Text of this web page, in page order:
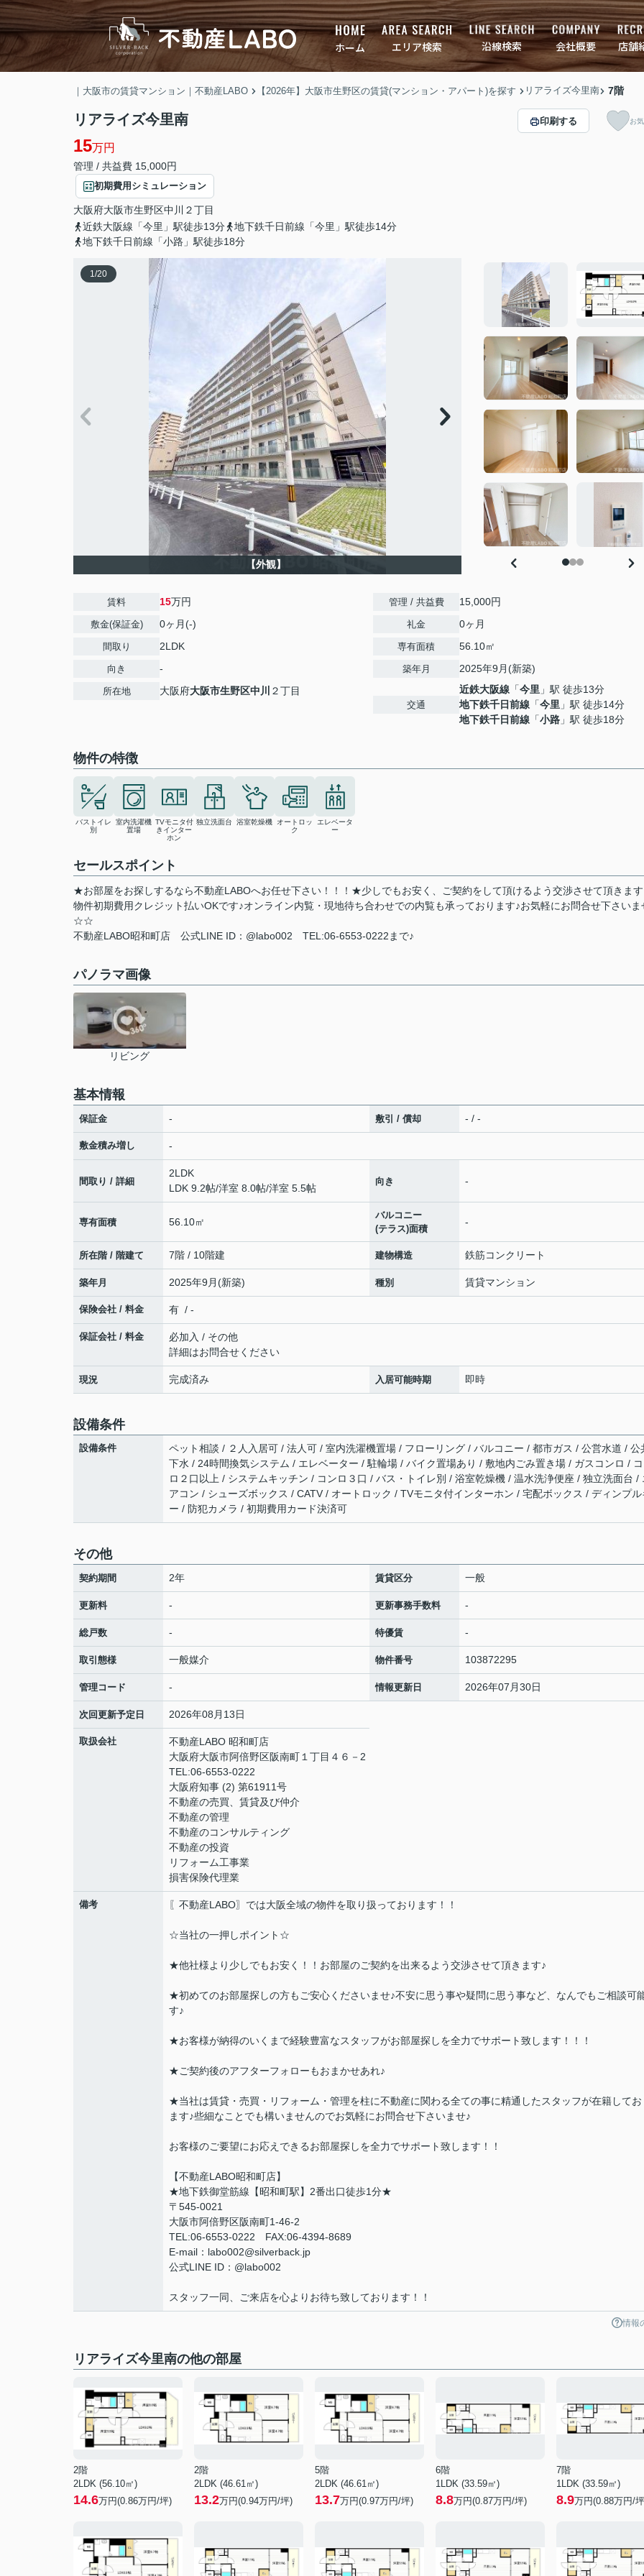
ホーム エリア検索 沿線検索 会社概要 店舗
｜大阪市の賃貸マンション｜不動産LABO 【2026年】大阪市生野区の賃貸(マンション・アパート)を探す リアライズ今里南 7階
リアライズ今里南
15万円
管理 / 共益費 15,000円
初期費用シミュレーション
大阪府大阪市生野区中川 ２丁目
近鉄大阪線「今里」駅徒歩13分
地下鉄千日前線「今里」駅徒歩14分
地下鉄千日前線「小路」駅徒歩18分
印刷する お
1/20
【外観】
賃料 15万円
敷金(保証金) 0ヶ月(-)
間取り 2LDK
向き -
所在地 大阪府大阪市生野区中川 ２丁目
管理 / 共益費 15,000円
礼金 0ヶ月
専有面積 56.10㎡
築年月 2025年9月(新築)
交通
近鉄大阪線 「今里 」駅 徒歩13分
地下鉄千日前線 「今里 」駅 徒歩14分
地下鉄千日前線 「小路 」駅 徒歩18分
物件の特徴
バストイレ
別
室内洗濯機
置場
TVモニタ付
きインター
ホン
独立洗面台 浴室乾燥機
オートロッ
ク
エレベータ
ー
セールスポイント
★お部屋をお探しするなら不動産LABOへお任せ下さい！！！★少しでもお安く、ご契約をして頂けるよう交渉させて頂きま
物件初期費用クレジット払いOKです♪オンライン内覧・現地待ち合わせでの内覧も承っております♪お気軽にお問合せ下さいま
☆☆
不動産LABO昭和町店 公式LINE ID：@labo002 TEL:06-6553-0222まで♪
パノラマ画像
リビング
基本情報
保証金 - 敷引 / 償却 - / -
敷金積み増し -
間取り / 詳細
2LDK
LDK 9.2帖/洋室 8.0帖/洋室 5.5帖
向き -
専有面積 56.10㎡
バルコニー
(テラス)面積
-
所在階 / 階建て 7階 / 10階建 建物構造 鉄筋コンクリート
築年月 2025年9月(新築) 種別 賃貸マンション
保険会社 / 料金 有 / -
保証会社 / 料金
必加入 / その他
詳細はお問合せください
現況 完成済み 入居可能時期 即時
設備条件
設備条件
ペット相談 / ２人入居可 / 法人可 / 室内洗濯機置場 / フローリング / バルコニー / 都市ガス / 公営水道 / 公
下水 / 24時間換気システム / エレベーター / 駐輪場 / バイク置場あり / 敷地内ごみ置き場 / ガスコンロ /
ロ２口以上 / システムキッチン / コンロ３口 / バス・トイレ別 / 浴室乾燥機 / 温水洗浄便座 / 独立洗面台 /
アコン / シューズボックス / CATV / オートロック / TVモニタ付インターホン / 宅配ボックス / ディンプル
ー / 防犯カメラ / 初期費用カード決済可
その他
契約期間 2年 賃貸区分 一般
更新料 - 更新事務手数料 -
総戸数 - 特優賃 -
取引態様 一般媒介 物件番号 103872295
管理コード - 情報更新日 2026年07月30日
次回更新予定日 2026年08月13日
取扱会社
不動産LABO 昭和町店
大阪府大阪市阿倍野区阪南町１丁目４６－2
TEL:06-6553-0222
大阪府知事 (2) 第61911号
不動産の売買、賃貸及び仲介
不動産の管理
不動産のコンサルティング
不動産の投資
リフォーム工事業
損害保険代理業
備考 〖不動産LABO〗では大阪全域の物件を取り扱っております！！
☆当社の一押しポイント☆
★他社様より少しでもお安く！！お部屋のご契約を出来るよう交渉させて頂きます♪
★初めてのお部屋探しの方もご安心くださいませ♪不安に思う事や疑問に思う事など、なんでもご相談可
す♪
★お客様が納得のいくまで経験豊富なスタッフがお部屋探しを全力でサポート致します！！！
★ご契約後のアフターフォローもおまかせあれ♪
★当社は賃貸・売買・リフォーム・管理を柱に不動産に関わる全ての事に精通したスタッフが在籍してお
ます♪些細なことでも構いませんのでお気軽にお問合せ下さいませ♪
お客様のご要望にお応えできるお部屋探しを全力でサポート致します！！
【不動産LABO昭和町店】
★地下鉄御堂筋線【昭和町駅】2番出口徒歩1分★
〒545-0021
大阪市阿倍野区阪南町1-46-2
TEL:06-6553-0222 FAX:06-4394-8689
E-mail：labo002@silverback.jp
公式LINE ID：@labo002
スタッフ一同、ご来店を心よりお待ち致しております！！
情報
リアライズ今里南の他の部屋
2階
2LDK (56.10㎡)
14.6万円(0.86万円/坪)
2階
2LDK (46.61㎡)
13.2万円(0.94万円/坪)
5階
2LDK (46.61㎡)
13.7万円(0.97万円/坪)
6階
1LDK (33.59㎡)
8.8万円(0.87万円/坪)
7階
1LDK (33.59㎡)
8.9万円(0.88万円/